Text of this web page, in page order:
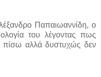
Παπαιωαννίδη, ο
του λέγοντας πως
πίσω αλλά δυστυχώς δεν